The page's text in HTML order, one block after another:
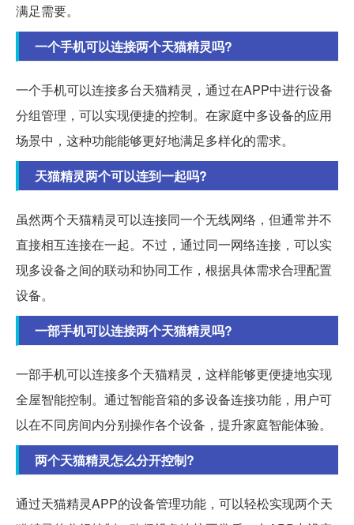
满足需要。
一个手机可以连接两个天猫精灵吗?
一个手机可以连接多台天猫精灵，通过在APP中进行设备
分组管理，可以实现便捷的控制。在家庭中多设备的应用
场景中，这种功能能够更好地满足多样化的需求。
天猫精灵两个可以连到一起吗?
虽然两个天猫精灵可以连接同一个无线网络，但通常并不
直接相互连接在一起。不过，通过同一网络连接，可以实
现多设备之间的联动和协同工作，根据具体需求合理配置
设备。
一部手机可以连接两个天猫精灵吗?
一部手机可以连接多个天猫精灵，这样能够更便捷地实现
全屋智能控制。通过智能音箱的多设备连接功能，用户可
以在不同房间内分别操作各个设备，提升家庭智能体验。
两个天猫精灵怎么分开控制?
通过天猫精灵APP的设备管理功能，可以轻松实现两个天